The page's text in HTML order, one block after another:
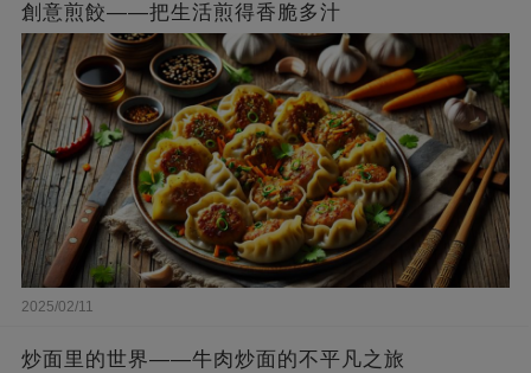
創意煎餃——把生活煎得香脆多汁
2025/02/11
炒面里的世界——牛肉炒面的不平凡之旅